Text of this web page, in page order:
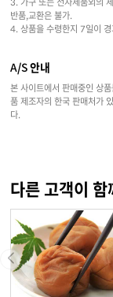
반품,교환은 불가.
4. 상품을 수령한지 7일이
A/S 안내
본 사이트에서 판매중인 상
품 제조자의 한국 판매처가
다.
다른 고객이